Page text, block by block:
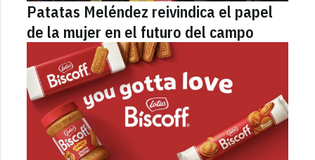
Patatas Meléndez reivindica el papel
de la mujer en el futuro del campo